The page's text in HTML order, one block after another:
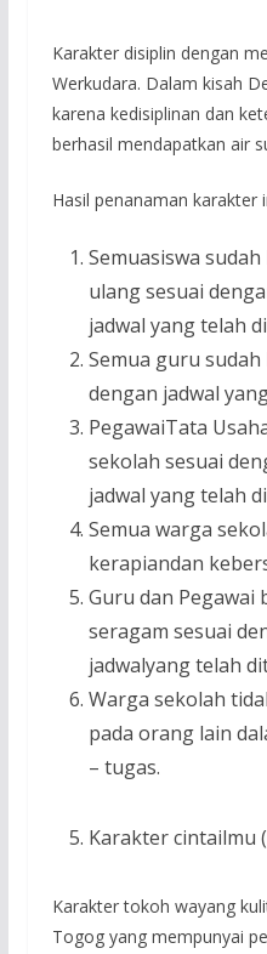
Karakter disiplin dengan
Werkudara. Dalam kisah
karena kedisiplinan dan
berhasil mendapatkan air
Hasil penanaman karakter
Semuasiswa
ulang sesuai
jadwal yang telah
Semua guru
dengan jadwal
PegawaiTata
sekolah sesuai
jadwal yang telah
Semua warga
kerapiandan
Guru dan Pegawai
seragam sesuai
jadwalyang telah
Warga sekolah
pada orang lain
– tugas.
Karakter cintailmu
Karakter tokoh wayang
Togog yang mempunyai